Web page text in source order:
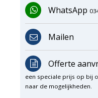
WhatsApp
Mailen
Offerte
een speciale prijs op bij
naar de mogelijkheden.